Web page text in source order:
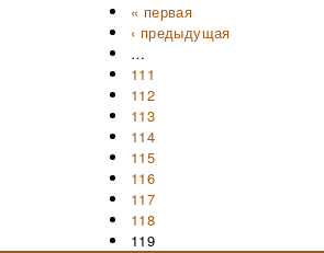
« первая
‹ предыдущая
…
111
112
113
114
115
116
117
118
119